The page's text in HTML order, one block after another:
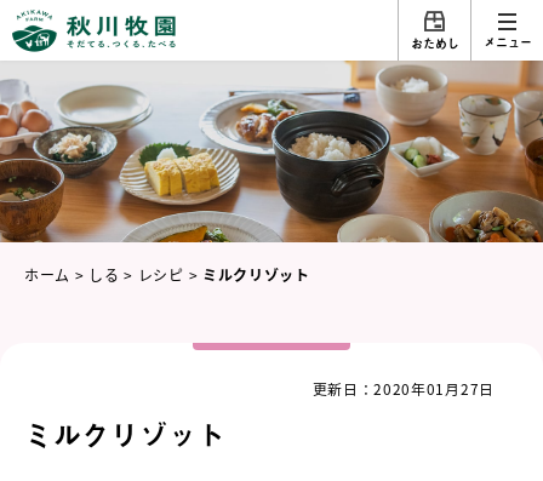
おためし メニュー
ホーム > しる > レシピ > ミルクリゾット
更新日：2020年01月27日
ミルクリゾット